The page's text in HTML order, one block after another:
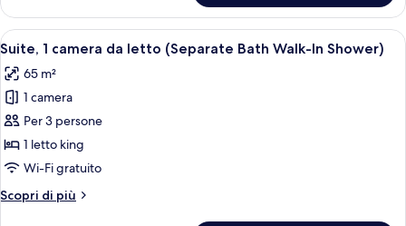
Floor
Space)
Standard,
letto
(Extra
Floor
Apri
tutte
le
foto
per
Suite,
1
da
Camera d'albergo moderna con
5
Suite, 1 camera da letto (Separate Bath Walk-In Shower)
65 m²
1 camera
Per 3 persone
1 letto king
Wi-Fi gratuito
Scopri di più
Altri